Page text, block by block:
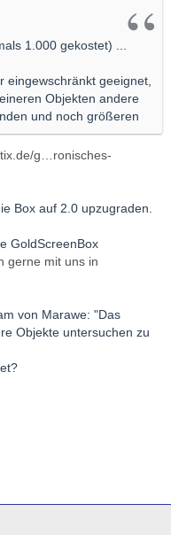
1.000 gekostet) ...
geeignet,
Objekten andere
und noch größeren
g…ronisches-
Box auf 2.0 upzugraden.
GoldScreenBox
gerne mit uns in
von Marawe: "Das
Objekte untersuchen zu